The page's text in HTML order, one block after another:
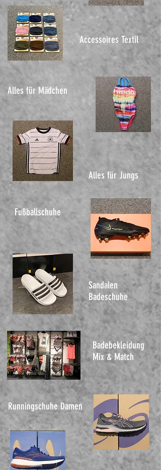
Accessoires Textil
Alles für Mädchen
Alles für Jungs
Fußballschuhe
Sandalen
Badeschuhe
Badebekleidung
Mix & Match
Runningschuhe Damen